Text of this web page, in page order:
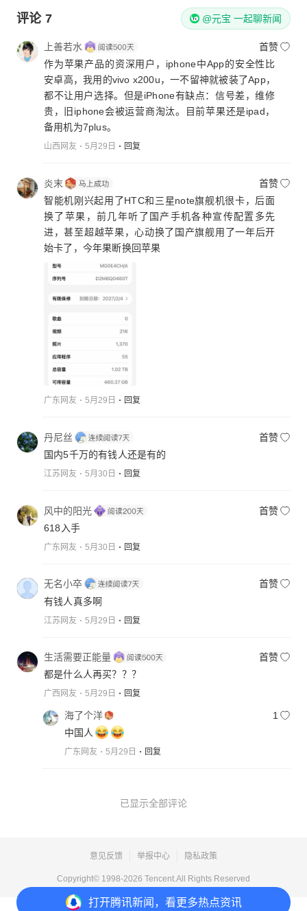
打开腾讯新闻，看更多热点资讯
评论 7 @元宝 一起聊新闻
上善若水
首赞
作为苹果产品的资深用户，iphone中App的安全性比
安卓高，我用的vivo x200u，一不留神就被装了App，
都不让用户选择。但是iPhone有缺点：信号差，维修
贵，旧iphone会被运营商淘汰。目前苹果还是ipad，
备用机为7plus。
山西网友 5月29日 回复
炎末
首赞
智能机刚兴起用了HTC和三星note旗舰机很卡，后面
换了苹果，前几年听了国产手机各种宣传配置多先
进，甚至超越苹果，心动换了国产旗舰用了一年后开
始卡了，今年果断换回苹果
广东网友 5月29日 回复
丹尼丝
首赞
国内5千万的有钱人还是有的
江苏网友 5月30日 回复
风中的阳光
首赞
618入手
广东网友 5月30日 回复
无名小卒
首赞
有钱人真多啊
江苏网友 5月29日 回复
生活需要正能量
首赞
都是什么人再买？？？
广西网友 5月29日 回复
海了个洋
1
中国人
广东网友 5月29日 回复
已显示全部评论
意见反馈 举报中心 隐私政策
Copyright© 1998-2026 Tencent.All Rights Reserved